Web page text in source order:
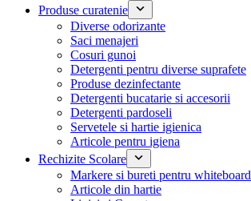
Produse curatenie
Diverse odorizante
Saci menajeri
Cosuri gunoi
Detergenti pentru diverse suprafete
Produse dezinfectante
Detergenti bucatarie si accesorii
Detergenti pardoseli
Servetele si hartie igienica
Articole pentru igiena
Rechizite Scolare
Markere si bureti pentru whiteboard
Articole din hartie